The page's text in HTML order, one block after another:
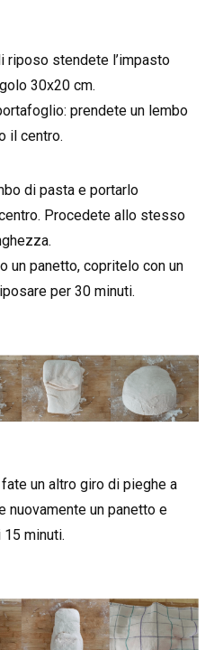
riposo stendete l’impasto
30x20 cm.
prendete un lembo
il centro.
di pasta e portarlo
Procedete allo stesso
un panetto, copritelo con un
per 30 minuti.
un altro giro di pieghe a
nuovamente un panetto e
minuti.